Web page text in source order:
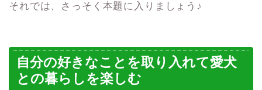
それでは、さっそく本題に入りましょう♪
自分の好きなことを取り入れて愛犬
との暮らしを楽しむ